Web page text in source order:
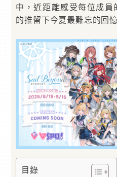
中，近距離感受每位成
的推留下今夏最難忘的回
目錄